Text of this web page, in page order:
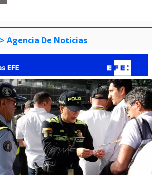
> Agencia De Noticias